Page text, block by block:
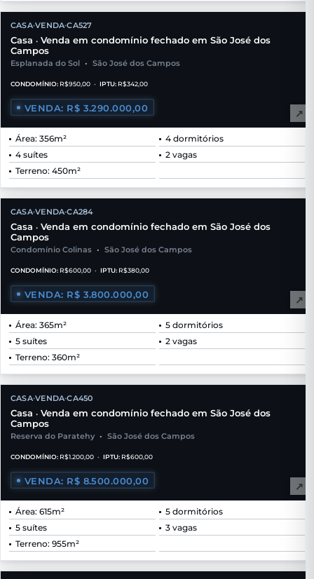
CASA•VENDA•CA527
Casa • Venda em condomínio fechado em São José dos
Campos
Esplanada do Sol • São José dos Campos
CONDOMÍNIO: R$950,00 • IPTU: R$342,00
VENDA: R$ 3.290.000,00 ↗
Área: 356m²
4 dormitórios
4 suítes
2 vagas
Terreno: 450m²
CASA•VENDA•CA284
Casa • Venda em condomínio fechado em São José dos
Campos
Condomínio Colinas • São José dos Campos
CONDOMÍNIO: R$600,00 • IPTU: R$380,00
VENDA: R$ 3.800.000,00 ↗
Área: 365m²
5 dormitórios
5 suítes
2 vagas
Terreno: 360m²
CASA•VENDA•CA450
Casa • Venda em condomínio fechado em São José dos
Campos
Reserva do Paratehy • São José dos Campos
CONDOMÍNIO: R$1.200,00 • IPTU: R$600,00
VENDA: R$ 8.500.000,00 ↗
Área: 615m²
5 dormitórios
5 suítes
3 vagas
Terreno: 955m²